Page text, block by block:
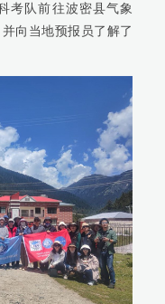
考队前往波密县气象
向当地预报员了解了